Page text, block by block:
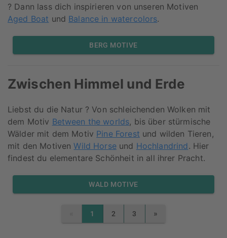
? Dann lass dich inspirieren von unseren Motiven
Aged Boat und Balance in watercolors.
BERG MOTIVE
Zwischen Himmel und Erde
Liebst du die Natur ? Von schleichenden Wolken mit
dem Motiv Between the worlds, bis über stürmische
Wälder mit dem Motiv Pine Forest und wilden Tieren,
mit den MotivenWild Horseund Hochlandrind. Hier
findest du elementare Schönheit in all ihrer Pracht.
WALD MOTIVE
PREVIOUS
1 2 3 »